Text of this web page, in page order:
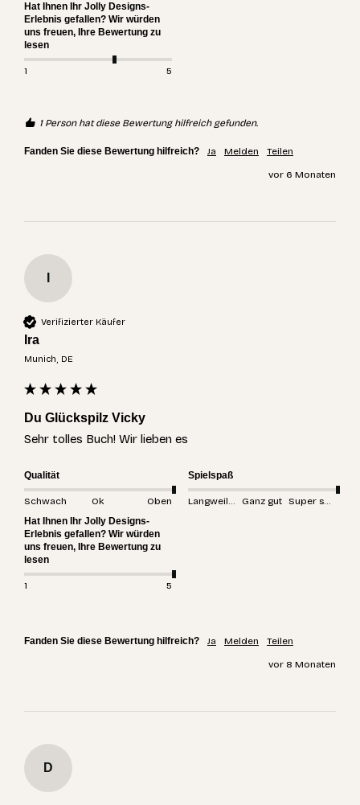
Hat Ihnen Ihr Jolly Designs-
Erlebnis gefallen? Wir würden
uns freuen, Ihre Bewertung zu
lesen
1 5
1 Person hat diese Bewertung hilfreich gefunden.
Fanden Sie diese Bewertung hilfreich? Ja Melden Teilen
vor 6 Monaten
Verifizierter Käufer
Ira
Munich, DE
Du Glückspilz Vicky
Sehr tolles Buch! Wir lieben es
Qualität
Schwach Ok Oben
Spielspaß
Ganz gut
Super spannend
Hat Ihnen Ihr Jolly Designs-
Erlebnis gefallen? Wir würden
uns freuen, Ihre Bewertung zu
lesen
1 5
Fanden Sie diese Bewertung hilfreich? Ja Melden Teilen
vor 8 Monaten
D